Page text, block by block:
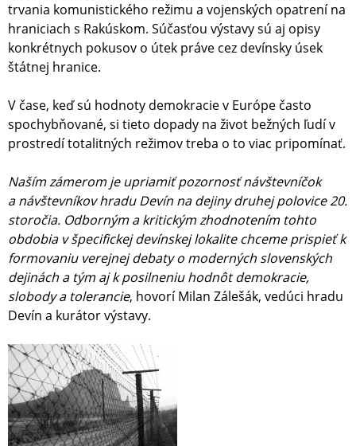
trvania komunistického režimu a vojenských opatrení na
hraniciach s Rakúskom. Súčasťou výstavy sú aj opisy
konkrétnych pokusov o útek práve cez devínsky úsek
štátnej hranice.
V čase, keď sú hodnoty demokracie v Európe často
spochybňované, si tieto dopady na život bežných ľudí v
prostredí totalitných režimov treba o to viac pripomínať.
Naším zámerom je upriamiť pozornosť návštevníčok
a návštevníkov hradu Devín na dejiny druhej polovice 20.
storočia. Odborným a kritickým zhodnotením tohto
obdobia v špecifickej devínskej lokalite chceme prispieť k
formovaniu verejnej debaty o moderných slovenských
dejinách a tým aj k posilneniu hodnôt demokracie,
slobody a tolerancie, hovorí Milan Zálešák, vedúci hradu
Devín a kurátor výstavy.